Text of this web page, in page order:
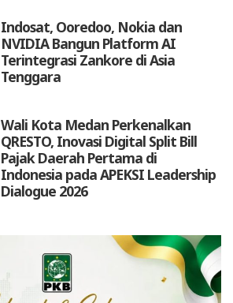
Indosat, Ooredoo, Nokia dan
NVIDIA Bangun Platform AI
Terintegrasi Zankore di Asia
Tenggara
Wali Kota Medan Perkenalkan
QRESTO, Inovasi Digital Split Bill
Pajak Daerah Pertama di
Indonesia pada APEKSI Leadership
Dialogue 2026